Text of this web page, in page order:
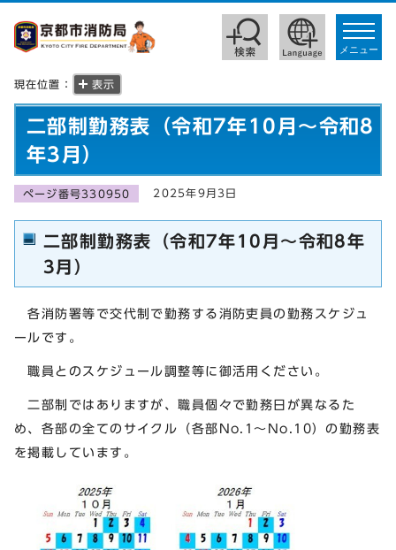
toggle
メニュー
現在位置： 表示
二部制勤務表（令和7年10月～令和8
年3月）
ページ番号330950 2025年9月3日
二部制勤務表（令和7年10月～令和8年
3月）
各消防署等で交代制で勤務する消防吏員の勤務スケジュ
ールです。
職員とのスケジュール調整等に御活用ください。
二部制ではありますが、職員個々で勤務日が異なるた
め、各部の全てのサイクル（各部No.1～No.10）の勤務表
を掲載しています。